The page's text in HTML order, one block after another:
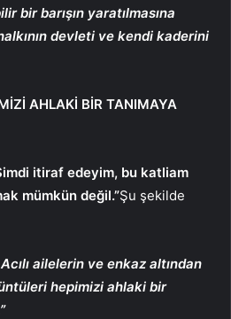
bir barışın yaratılmasına
devleti ve kendi kaderini
AHLAKİ BİR TANIMAYA
itiraf edeyim, bu katliam
mümkün değil.”Şu şekilde
ailelerin ve enkaz altından
hepimizi ahlaki bir